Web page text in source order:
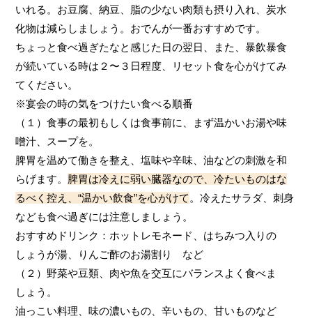
いれる。お豆腐、納豆、脂の少ない肉類も摂り入れ、炭水
化物は減らしましょう。おでんが一番おすすめです。
ちょっと食べ過ぎたなと感じた日の翌日、また、暴飲暴食
が続いている時は２〜３日程度、リセット食を心がけてみ
てください。
※宴会の時の気をつけたい食べる順番
（１）食事の最初もしくは食事前に、まず温かいお湯や味
噌汁、スープを。
脾胃を温めて働きを整え、塩味や辛味、油などの刺激を和
らげます。 脾胃は冷えに弱い臓器なので、冷たいものはな
るべく控え、“温かい飲食”を心がけて 。冷えたサラダ、刺身
なども食べ過ぎには注意しましょう。
おすすめドリンク：ホットレモネード、はちみつ入りの
しょうが湯、りんご酢のお湯割り など
（２）野菜や豆類、肉や魚を交互にバランスよく食べま
しょう。
油っこい料理、味の濃いもの、辛いもの、甘いものなど